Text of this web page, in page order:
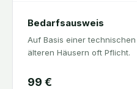
Bedarfsausweis
Auf Basis einer
älteren Häusern oft Pflicht.
99 €